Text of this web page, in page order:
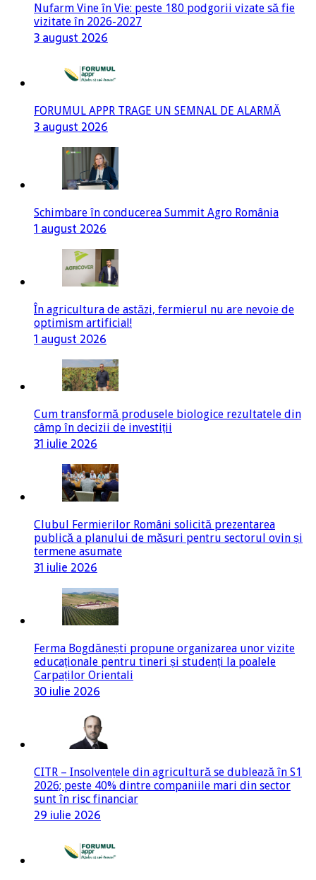
Nufarm Vine în Vie: peste 180 podgorii vizate să fie
vizitate în 2026-2027
3 august 2026
FORUMUL APPR TRAGE UN SEMNAL DE ALARMĂ
3 august 2026
Schimbare în conducerea Summit Agro România
1 august 2026
În agricultura de astăzi, fermierul nu are nevoie de
optimism artificial!
1 august 2026
Cum transformă produsele biologice rezultatele din
câmp în decizii de investiții
31 iulie 2026
Clubul Fermierilor Români solicită prezentarea
publică a planului de măsuri pentru sectorul ovin și
termene asumate
31 iulie 2026
Ferma Bogdănești propune organizarea unor vizite
educaționale pentru tineri și studenți la poalele
Carpaților Orientali
30 iulie 2026
CITR – Insolvențele din agricultură se dublează în S1
2026; peste 40% dintre companiile mari din sector
sunt în risc financiar
29 iulie 2026